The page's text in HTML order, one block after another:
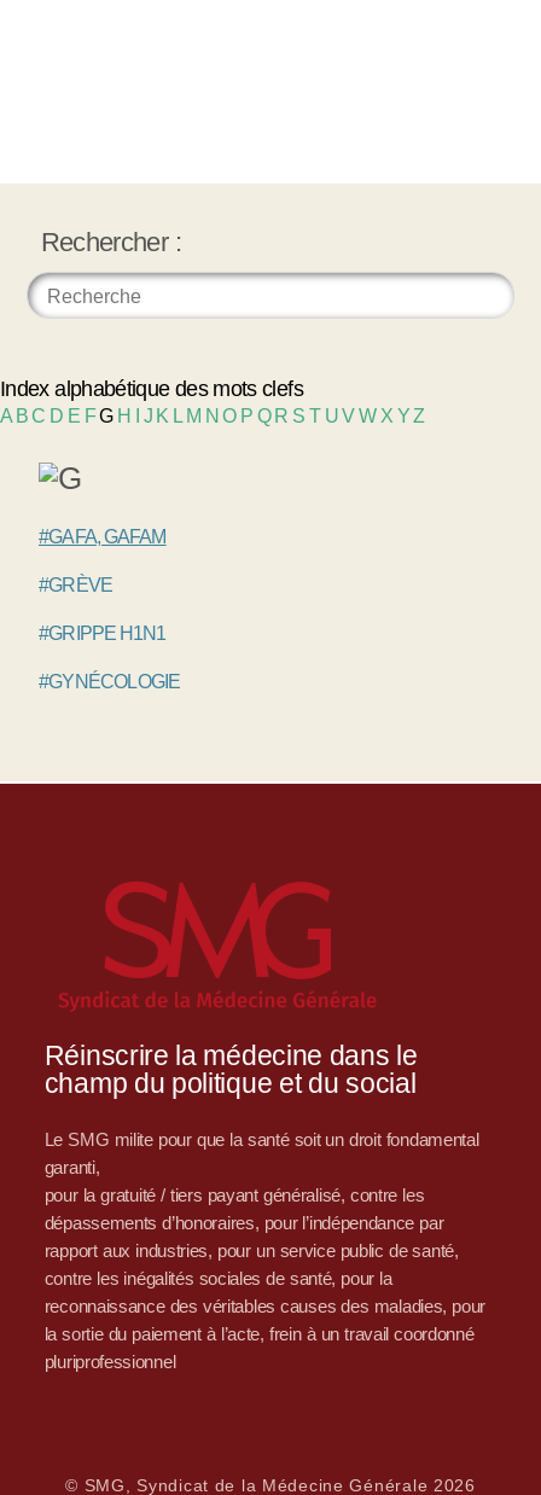
Rechercher :
Index alphabétique des mots clefs
A BC D E FG H J K L M NO P Q R S T UVW X YZ
#GAFA, GAFAM
#GRÈVE
#GRIPPE H1N1
#GYNÉCOLOGIE
Réinscrire la médecine dans le
champ du politique et du social
Le SMG milite pour que la santé soit un droit fondamental
garanti,
pour la gratuité / tiers payant généralisé, contre les
dépassements d’honoraires, pour l’indépendance par
rapport aux industries, pour un service public de santé,
contre les inégalités sociales de santé, pour la
reconnaissance des véritables causes des maladies, pour
la sortie du paiement à l’acte, frein à un travail coordonné
pluriprofessionnel
© SMG, Syndicat de la Médecine Générale 2026